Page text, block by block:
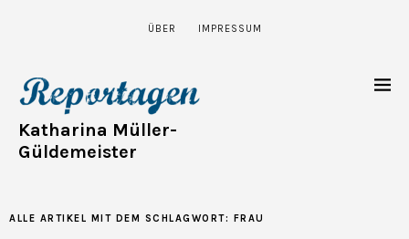
ÜBER IMPRESSUM
Katharina Müller-
Güldemeister
ALLE ARTIKEL MIT DEM SCHLAGWORT: FRAU